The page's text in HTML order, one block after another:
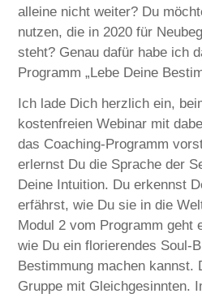
alleine nicht weiter? Du
nutzen, die in 2020 für
steht? Genau dafür habe ich
Programm „Lebe Deine
Ich lade Dich herzlich ein,
kostenfreien Webinar mit
das Coaching-Programm
erlernst Du die Sprache der
Deine Intuition. Du erkennst
erfährst, wie Du sie in die
Modul 2 vom Programm geht
wie Du ein florierendes Soul-
Bestimmung machen kannst.
Gruppe mit Gleichgesinnten.